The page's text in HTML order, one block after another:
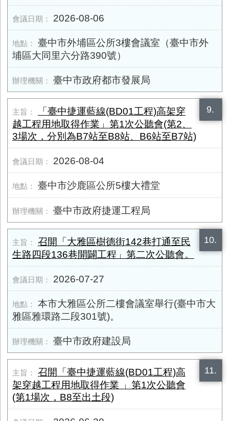
2026-08-06
臺中市外埔區公所3樓會議室（臺中市外
埔區大同里六分路390號）
臺中市政府都市發展局
9.
「臺中捷運藍線(BD01工程)高架穿
越工程用地取得作業」第1次公聽會(第2、
3場次，分別為B7站至B8站、B6站至B7站)
2026-08-04
臺中市沙鹿區公所5樓大禮堂
臺中市政府捷運工程局
10.
召開「大雅區樹德街142巷打通至民
生路四段136巷開闢工程」第二次公聽會。
2026-07-27
本市大雅區公所二樓會議室舉行(臺中市大
雅區雅環路二段301號)。
臺中市政府建設局
11.
召開「臺中捷運藍線(BD01工程)高
架穿越工程用地取得作業 」第1次公聽會
(第1場次，B8至出土段)